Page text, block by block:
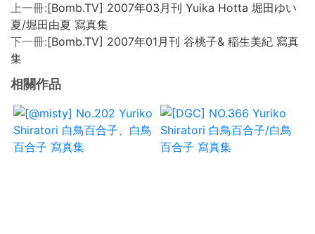
上一冊:[Bomb.TV] 2007年03月刊 Yuika Hotta 堀田ゆい
夏/堀田由夏 寫真集
下一冊:[Bomb.TV] 2007年01月刊 谷桃子& 稲生美紀 寫真
集
相關作品